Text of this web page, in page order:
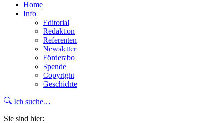
Home
Info
Editorial
Redaktion
Referenten
Newsletter
Förderabo
Spende
Copyright
Geschichte
Ich suche…
Sie sind hier: